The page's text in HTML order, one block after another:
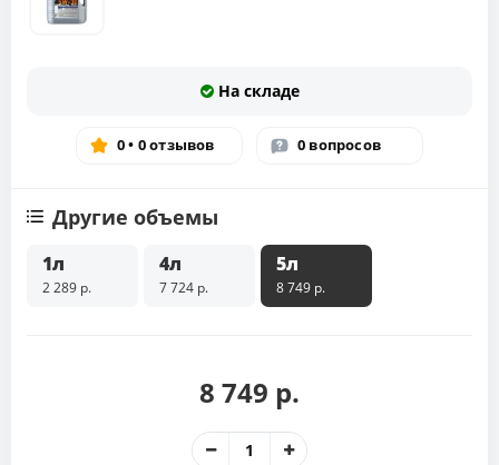
На складе
0 • 0 отзывов 0 вопросов
Другие объемы
1л
2 289 р.
4л
7 724 р.
5л
8 749 р.
8 749 р.